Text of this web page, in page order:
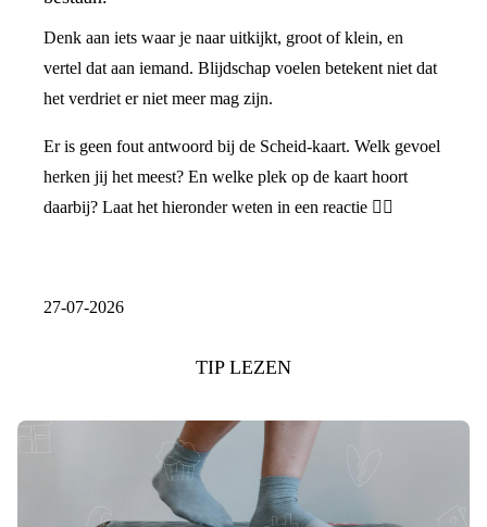
Denk aan iets waar je naar uitkijkt, groot of klein, en
vertel dat aan iemand. Blijdschap voelen betekent niet dat
het verdriet er niet meer mag zijn.
Er is geen fout antwoord bij de Scheid-kaart. Welk gevoel
herken jij het meest? En welke plek op de kaart hoort
daarbij? Laat het hieronder weten in een reactie 👇🏼
27-07-2026
TIP LEZEN